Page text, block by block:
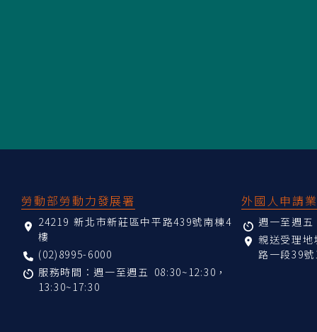
勞動部勞動力發展署
24219 新北市新莊區中平路439號南棟4
樓
(02)8995-6000
服務時間：週一至週五 08:30~12:30，
13:30~17:30
外國人申請
週一至週
親送受理
路一段39